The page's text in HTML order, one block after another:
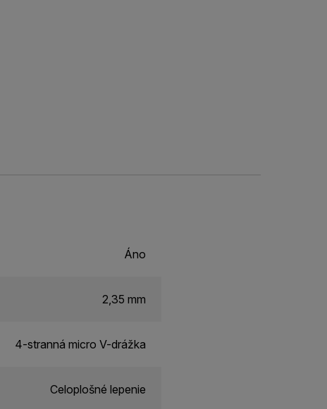
Áno
2,35 mm
4-stranná micro V-drážka
Celoplošné lepenie